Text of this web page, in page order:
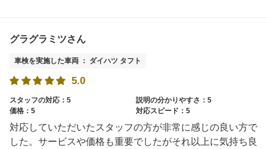
グラグラミツさん
車検を実施した車両 ： ダイハツ タフト
5.0
スタッフの対応：5
説明の分かりやすさ：5
価格：5
対応スピード：5
対応していただいたスタッフの方が非常に感じの良い方で
した。サービスや価格も重要でしたがそれ以上に気持ち良